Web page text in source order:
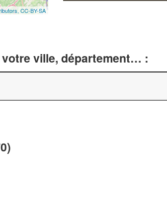
CC-BY-SA
ville, département… :